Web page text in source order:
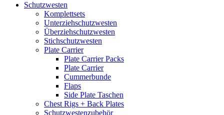
Schutzwesten
Komplettsets
Unterziehschutzwesten
Überziehschutzwesten
Stichschutzwesten
Plate Carrier
Plate Carrier Packs
Plate Carrier
Cummerbunde
Flaps
Side Plate Taschen
Chest Rigs + Back Plates
Schutzwestenzubehör